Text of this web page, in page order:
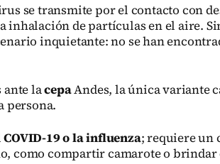
se transmite por el contacto con
inhalación de partículas en el aire.
inquietante: no se han
ante lacepaAndes, la única variante
persona.
COVID-19 o la influenza; requiere un
como compartir camarote o brindar